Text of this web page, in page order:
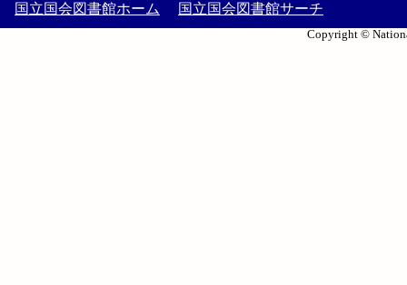
国立国会図書館ホーム 国立国会図書館サーチ
Copyright ©